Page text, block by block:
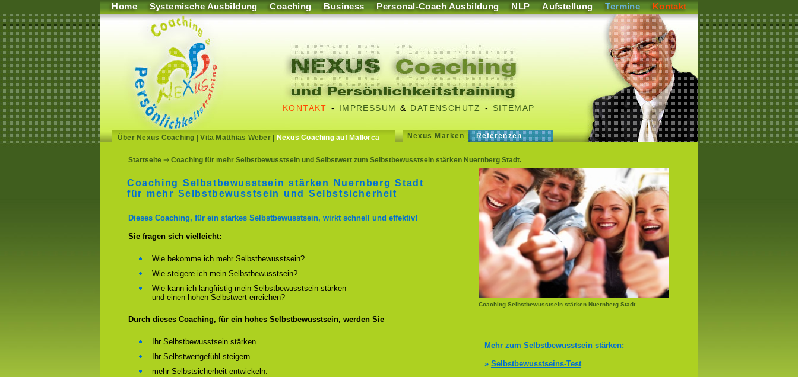
Home Systemische Ausbildung Coaching Business Personal-Coach Ausbildung NLP Aufstellung Termine Kontakt
KONTAKT - IMPRESSUM & DATENSCHUTZ - SITEMAP
Über Nexus Coaching |Vita Matthias Weber| Nexus Coaching auf Mallorca Nexus Marken Referenzen
Startseite ⇒ Coaching für mehr Selbstbewusstsein und Selbstwert zum Selbstbewusstsein stärken Nuernberg Stadt.
Coaching Selbstbewusstsein stärken Nuernberg Stadt
Coaching Selbstbewusstsein stärken Nuernberg Stadt
für mehr Selbstbewusstsein und Selbstsicherheit
Dieses Coaching, für ein starkes Selbstbewusstsein, wirkt schnell und effektiv!
Sie fragen sich vielleicht:
Wie bekomme ich mehr Selbstbewusstsein?
Wie steigere ich mein Selbstbewusstsein?
Wie kann ich langfristig mein Selbstbewusstsein stärken
und einen hohen Selbstwert erreichen?
Durch dieses Coaching, für ein hohes Selbstbewusstsein, werden Sie
Mehr zum Selbstbewusstsein stärken:
» Selbstbewusstseins-Test
Ihr Selbstbewusstsein stärken.
Ihr Selbstwertgefühl steigern.
mehr Selbstsicherheit entwickeln.